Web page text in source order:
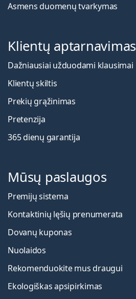
Asmens duomenų tvarkymas
Klientų aptarnavimas
Dažniausiai užduodami klausimai
Klientų skiltis
Prekių grąžinimas
Pretenzija
365 dienų garantija
Mūsų paslaugos
Premijų sistema
Kontaktinių lęšių prenumerata
Dovanų kuponas
Nuolaidos
Rekomenduokite mus draugui
Ekologiškas apsipirkimas